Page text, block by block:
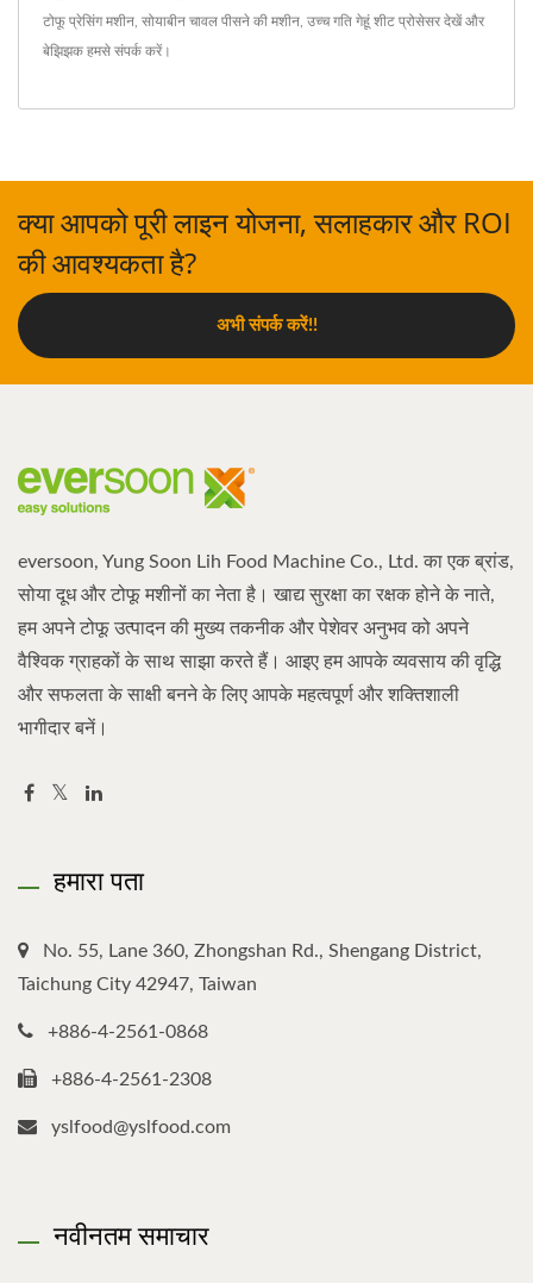
टोफू प्रेसिंग मशीन सोयाबीन चावल पीसने की मशीन उच्च गति गेहूं शीट प्रोसेसरदेखें और
बेझिझक हमसे संपर्क करें।
क्या आपको पूरी लाइन योजना, सलाहकार और ROI
की आवश्यकता है?
अभी संपर्क करें!!
eversoon, Yung Soon Lih Food Machine Co., Ltd. का एक ब्रांड,
सोया दूध और टोफू मशीनों का नेता है। खाद्य सुरक्षा का रक्षक होने के नाते,
हम अपने टोफू उत्पादन की मुख्य तकनीक और पेशेवर अनुभव को अपने
वैश्विक ग्राहकों के साथ साझा करते हैं। आइए हम आपके व्यवसाय की वृद्धि
और सफलता के साक्षी बनने के लिए आपके महत्वपूर्ण और शक्तिशाली
भागीदार बनें।
हमारा पता
No. 55, Lane 360, Zhongshan Rd., Shengang District,
Taichung City 42947, Taiwan
+886-4-2561-0868
+886-4-2561-2308
yslfood@yslfood.com
नवीनतम समाचार